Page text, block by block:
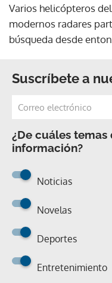
Varios helicópteros
modernos radares
búsqueda desde
Suscríbete a
¿De cuáles
información?
Noticias
Novelas
Deportes
Entretenimiento